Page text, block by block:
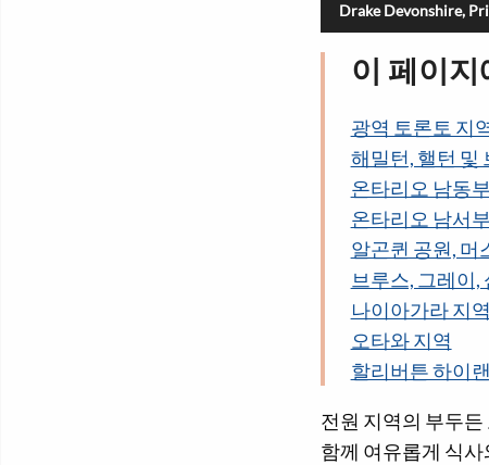
Drake Devonshire,
이 페이
광역 토론토 지
해밀턴, 핼턴 및
온타리오 남동부
온타리오 남서부
알곤퀸 공원, 머
브루스, 그레이,
나이아가라 지역
오타와 지역
할리버튼 하이
전원 지역의 부두
함께 여유롭게 식